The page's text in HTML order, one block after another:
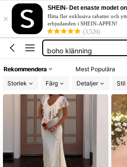
×
SHEIN- Det enaste modet
Hitta fler exklusiva rabatter och
erbjudanden i SHEIN-APPEN!
(3,526)
western outfit women
squishies
festklänning bröllop
boho klänning
squishies
Rekommendera Mest Populära
Storlek
Färg Detaljer Stil